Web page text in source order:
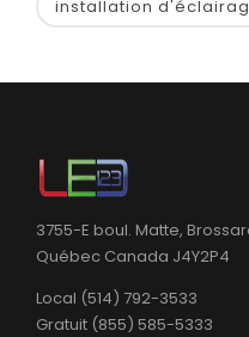
installation
3755-E boul. Matte,
Québec Canada J4Y2P4
Local (514) 792-3533
Gratuit (855) 585-5333